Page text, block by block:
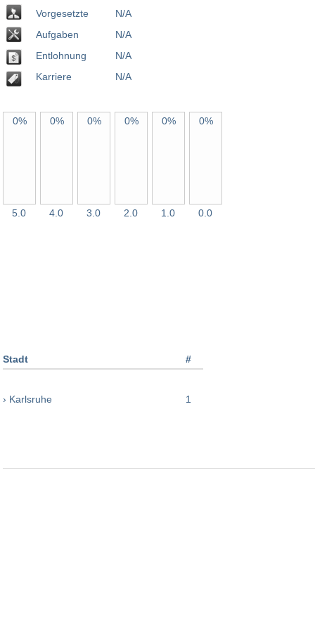
Vorgesetzte
Aufgaben
Entlohnung
Karriere
N/A
N/A
N/A
N/A
0%
5.0
0%
4.0
0%
3.0
0%
2.0
0%
1.0
0%
0.0
Stadt #
› Karlsruhe 1